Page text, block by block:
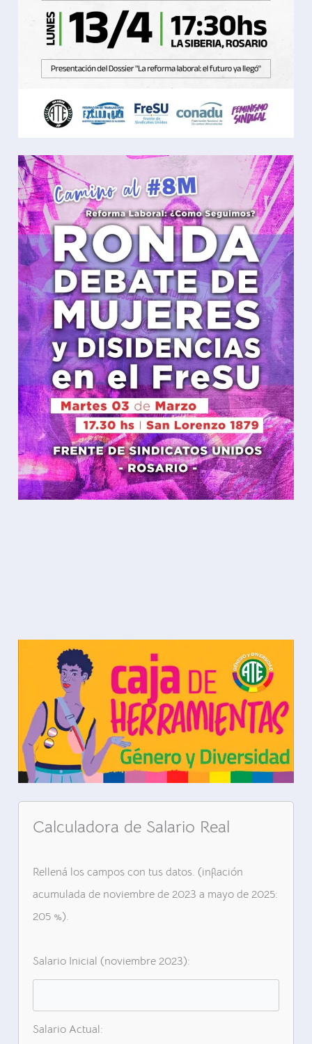
Calculadora de Salario Real
Rellená los campos con tus datos. (inflación
acumulada de noviembre de 2023 a mayo de 2025:
205 %).
Salario Inicial (noviembre 2023):
Salario Actual: